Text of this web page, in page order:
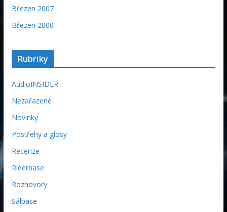
Březen 2007
Březen 2000
Rubriky
AudioINSIDER
Nezařazené
Novinky
Postřehy a glosy
Recenze
Riderbase
Rozhovory
Sálbase